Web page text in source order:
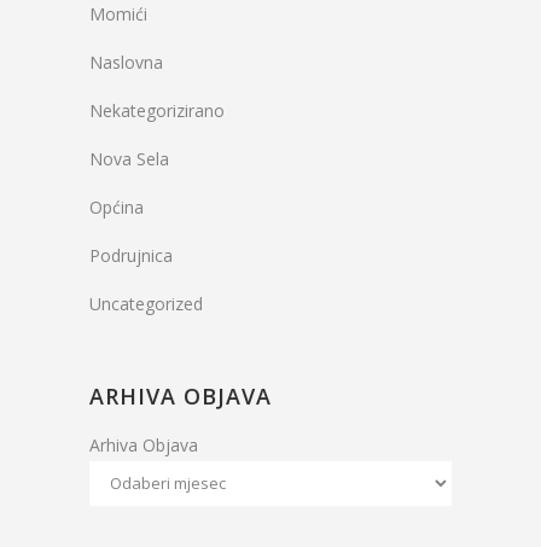
Momići
Naslovna
Nekategorizirano
Nova Sela
Općina
Podrujnica
Uncategorized
ARHIVA OBJAVA
Arhiva Objava